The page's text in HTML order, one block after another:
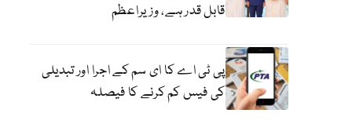
قابل قدر ہے، وزیراعظم
پی ٹی اے کا ای سم کے اجرا اور تبدیلی
کی فیس کم کرنے کا فیصلہ